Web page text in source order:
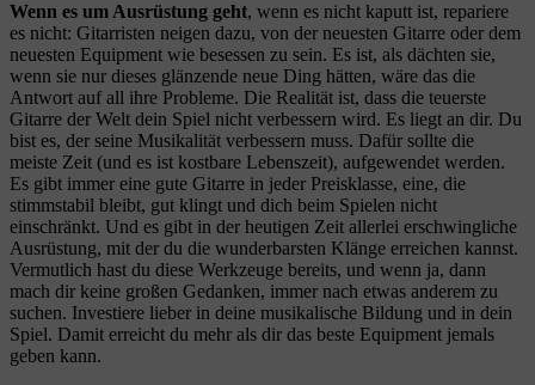
Wenn es um Ausrüstung geht, wenn es nicht kaputt ist, repariere
es nicht: Gitarristen neigen dazu, von der neuesten Gitarre oder dem
neuesten Equipment wie besessen zu sein. Es ist, als dächten sie,
wenn sie nur dieses glänzende neue Ding hätten, wäre das die
Antwort auf all ihre Probleme. Die Realität ist, dass die teuerste
Gitarre der Welt dein Spiel nicht verbessern wird. Es liegt an dir. Du
bist es, der seine Musikalität verbessern muss. Dafür sollte die
meiste Zeit (und es ist kostbare Lebenszeit), aufgewendet werden.
Es gibt immer eine gute Gitarre in jeder Preisklasse, eine, die
stimmstabil bleibt, gut klingt und dich beim Spielen nicht
einschränkt. Und es gibt in der heutigen Zeit allerlei erschwingliche
Ausrüstung, mit der du die wunderbarsten Klänge erreichen kannst.
Vermutlich hast du diese Werkzeuge bereits, und wenn ja, dann
mach dir keine großen Gedanken, immer nach etwas anderem zu
suchen. Investiere lieber in deine musikalische Bildung und in dein
Spiel. Damit erreicht du mehr als dir das beste Equipment jemals
geben kann.